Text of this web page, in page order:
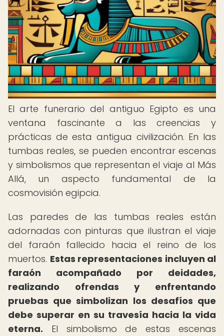
El arte funerario del antiguo Egipto es una
ventana fascinante a las creencias y
prácticas de esta antigua civilización. En las
tumbas reales, se pueden encontrar escenas
y simbolismos que representan el viaje al Más
Allá, un aspecto fundamental de la
cosmovisión egipcia.
Las paredes de las tumbas reales están
adornadas con pinturas que ilustran el viaje
del faraón fallecido hacia el reino de los
muertos. Estas representaciones incluyen al
faraón acompañado por deidades,
realizando ofrendas y enfrentando
pruebas que simbolizan los desafíos que
debe superar en su travesía hacia la vida
eterna. El simbolismo de estas escenas